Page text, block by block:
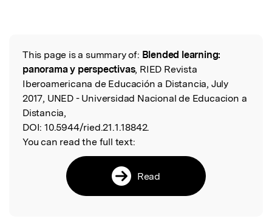
Read the Original
This page is a summary of: Blended learning:
panorama y perspectivas, RIED Revista
Iberoamericana de Educación a Distancia, July
2017, UNED - Universidad Nacional de Educacion a
Distancia,
DOI: 10.5944/ried.21.1.18842.
You can read the full text:
Read